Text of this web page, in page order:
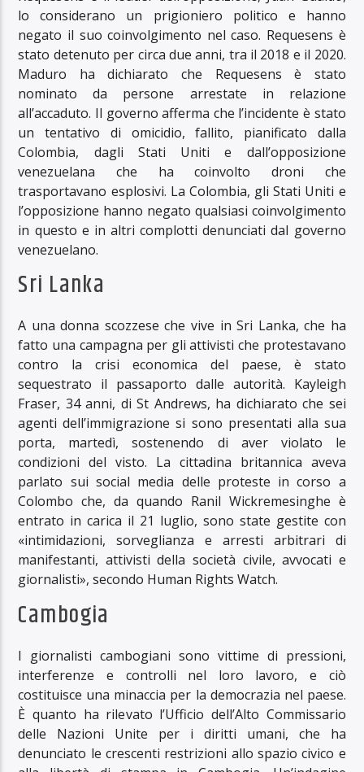
lo considerano un prigioniero politico e hanno
negato il suo coinvolgimento nel caso. Requesens è
stato detenuto per circa due anni, tra il 2018 e il 2020.
Maduro ha dichiarato che Requesens è stato
nominato da persone arrestate in relazione
all’accaduto. Il governo afferma che l’incidente è stato
un tentativo di omicidio, fallito, pianificato dalla
Colombia, dagli Stati Uniti e dall’opposizione
venezuelana che ha coinvolto droni che
trasportavano esplosivi. La Colombia, gli Stati Uniti e
l’opposizione hanno negato qualsiasi coinvolgimento
in questo e in altri complotti denunciati dal governo
venezuelano.
Sri Lanka
A una donna scozzese che vive in Sri Lanka, che ha
fatto una campagna per gli attivisti che protestavano
contro la crisi economica del paese, è stato
sequestrato il passaporto dalle autorità. Kayleigh
Fraser, 34 anni, di St Andrews, ha dichiarato che sei
agenti dell’immigrazione si sono presentati alla sua
porta, martedì, sostenendo di aver violato le
condizioni del visto. La cittadina britannica aveva
parlato sui social media delle proteste in corso a
Colombo che, da quando Ranil Wickremesinghe è
entrato in carica il 21 luglio, sono state gestite con
«intimidazioni, sorveglianza e arresti arbitrari di
manifestanti, attivisti della società civile, avvocati e
giornalisti», secondo Human Rights Watch.
Cambogia
I giornalisti cambogiani sono vittime di pressioni,
interferenze e controlli nel loro lavoro, e ciò
costituisce una minaccia per la democrazia nel paese.
È quanto ha rilevato l’Ufficio dell’Alto Commissario
delle Nazioni Unite per i diritti umani, che ha
denunciato le crescenti restrizioni allo spazio civico e